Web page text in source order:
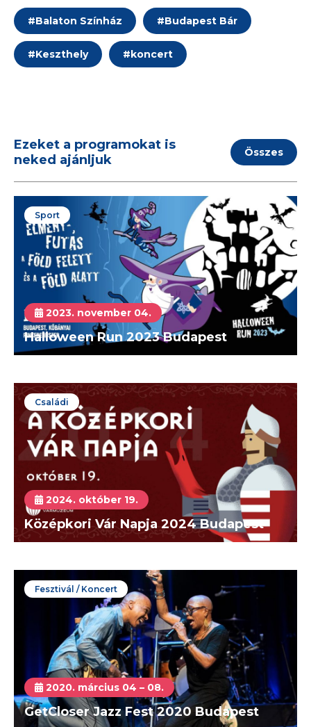
#Balaton Színház #Budapest Bár
#Keszthely #koncert
Ezeket a programokat is
neked ajánljuk
Összes
Sport
2023. november 04.
Halloween Run 2023 Budapest
Családi
2024. október 19.
Középkori Vár Napja 2024 Budapest
Fesztivál / Koncert
2020. március 04 – 08.
GetCloser Jazz Fest 2020 Budapest